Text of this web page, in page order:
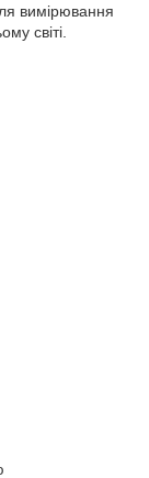
вимірювання
світі.